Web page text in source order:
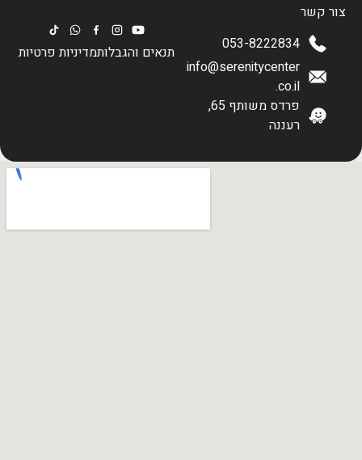
צור קשר
053-8222834
info@serenitycenter
.co.il
פרדס משותף 65,
רעננה
תנאים והגבלותמדיניות פרטיות